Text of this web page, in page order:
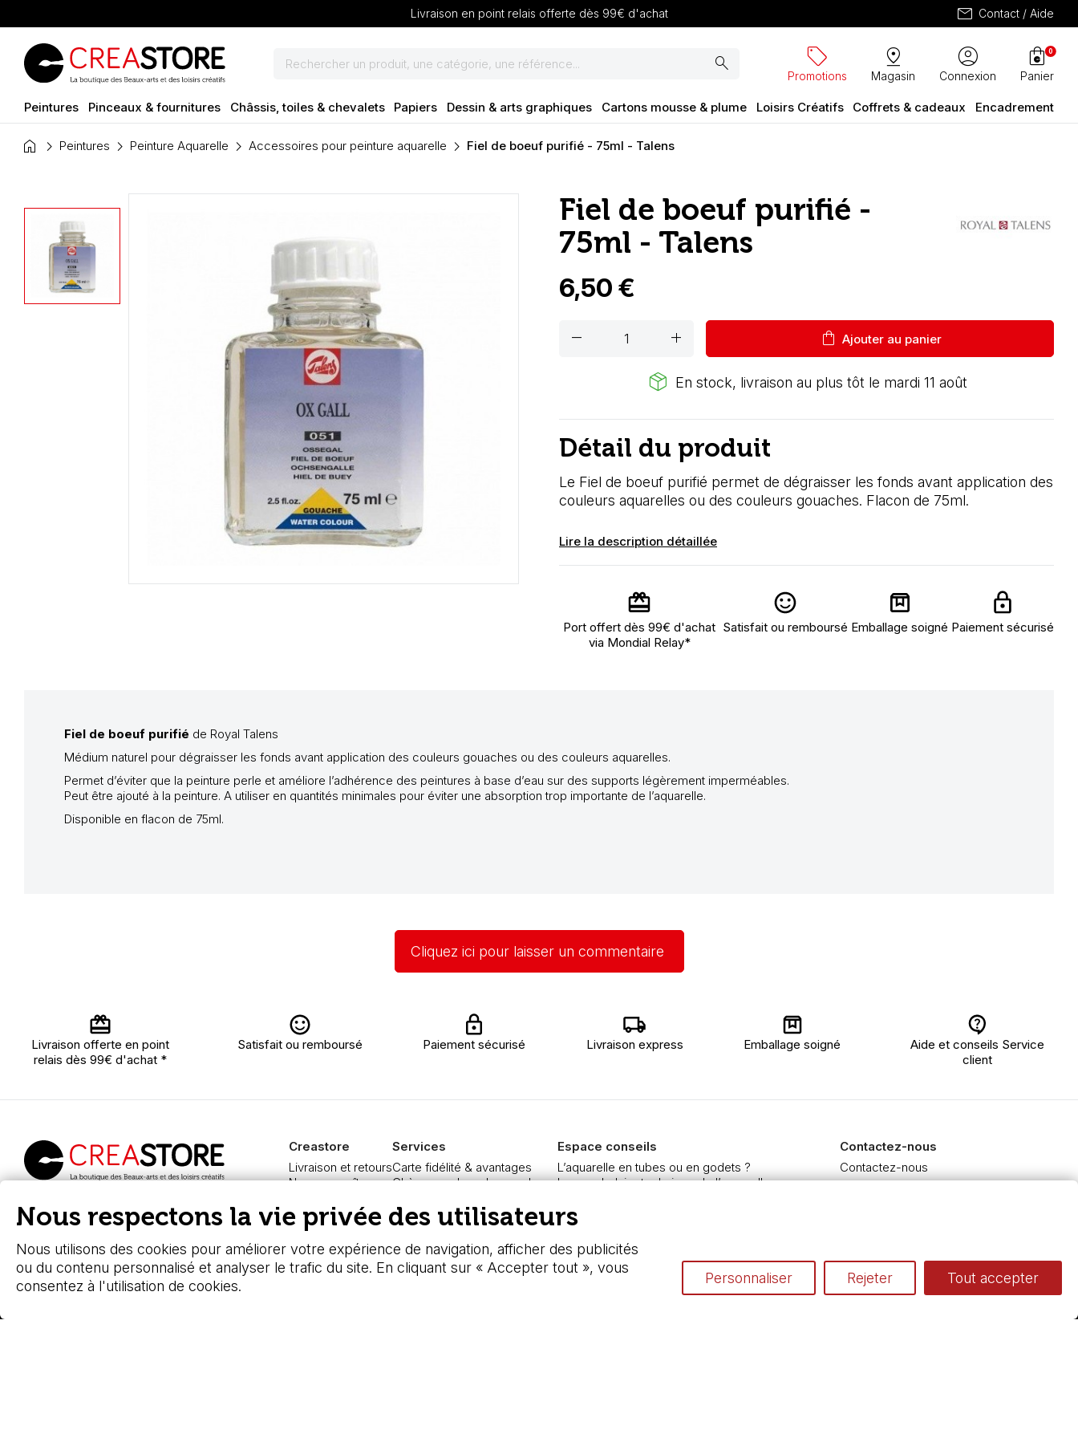
Livraison en point relais offerte dès 99€ d'achat mail Contact / Aide
search sell
Promotions
pin_drop
Magasin
account_circle
Connexion
shopping_bag
Panier
0
Peintures Pinceaux & fournitures Châssis, toiles & chevalets Papiers Dessin & arts graphiques Cartons mousse & plume Loisirs Créatifs Coffrets & cadeaux Encadrement
home Peintures Peinture Aquarelle Accessoires pour peinture aquarelle Fiel de boeuf purifié - 75ml - Talens
Fiel de boeuf purifié -
75ml - Talens
6,50 €
remove add shopping_bag Ajouter au panier
package_2 En stock, livraison au plus tôt le mardi 11 août
Détail du produit
Le Fiel de boeuf purifié permet de dégraisser les fonds avant application des
couleurs aquarelles ou des couleurs gouaches. Flacon de 75ml.
Lire la description détaillée
Port offert dès 99€ d'achat
via Mondial Relay*
Satisfait ou remboursé Emballage soigné Paiement sécurisé
Fiel de boeuf purifié de Royal Talens
Médium naturel pour dégraisser les fonds avant application des couleurs gouaches ou des couleurs aquarelles.
Permet d’éviter que la peinture perle et améliore l’adhérence des peintures à base d’eau sur des supports légèrement imperméables.
Peut être ajouté à la peinture. A utiliser en quantités minimales pour éviter une absorption trop importante de l’aquarelle.
Disponible en flacon de 75ml.
Cliquez ici pour laisser un commentaire
Livraison offerte en point
relais dès 99€ d'achat *
Satisfait ou remboursé Paiement sécurisé Livraison express Emballage soigné
Aide et conseils Service
client
fournitures beaux-arts
Creastore
Livraison et retours
Nous connaître
FAQ
Boutique à Angers
Services
Carte fidélité & avantages
Chèque cadeau, bon cadeaux
Pass culture - mode d'emploi
Nos promotions en cours
Espace conseils
L’aquarelle en tubes ou en godets ?
Le vocabulaire technique de l’aquarelle
Préparer une toile pour peinture à l'huile et acrylique
Nettoyage et entretien des pinceaux
Contactez-nous
Contactez-nous
Nous respectons la vie privée des utilisateurs
Nous utilisons des cookies pour améliorer votre expérience de navigation, afficher des publicités
ou du contenu personnalisé et analyser le trafic du site. En cliquant sur « Accepter tout », vous
consentez à l'utilisation de cookies.
Personnaliser Rejeter Tout accepter